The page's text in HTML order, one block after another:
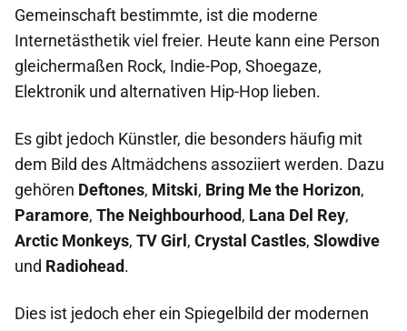
Gemeinschaft bestimmte, ist die moderne
Internetästhetik viel freier. Heute kann eine Person
gleichermaßen Rock, Indie-Pop, Shoegaze,
Elektronik und alternativen Hip-Hop lieben.
Es gibt jedoch Künstler, die besonders häufig mit
dem Bild des Altmädchens assoziiert werden. Dazu
gehören Deftones, Mitski, Bring Me the Horizon,
Paramore, The Neighbourhood, Lana Del Rey,
Arctic Monkeys, TV Girl , Crystal Castles, Slowdive
und Radiohead.
Dies ist jedoch eher ein Spiegelbild der modernen